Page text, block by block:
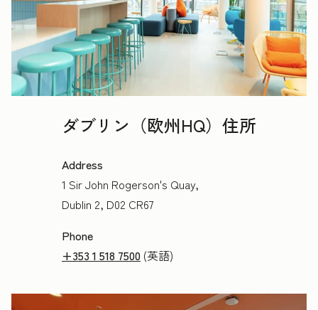
ダブリン（欧州HQ）住所
Address
1 Sir John Rogerson's Quay,
Dublin 2, D02 CR67
Phone
+353 1 518 7500 (英語)